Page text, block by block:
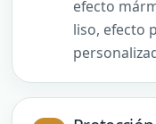
efecto
liso, efecto